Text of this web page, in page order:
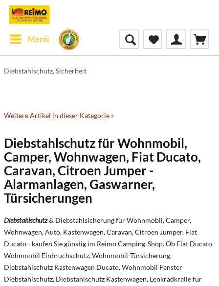
Menü
Diebstahlschutz, Sicherheit
Weitere Artikel in dieser Kategorie »
Diebstahlschutz für Wohnmobil,
Camper, Wohnwagen, Fiat Ducato,
Caravan, Citroen Jumper -
Alarmanlagen, Gaswarner,
Türsicherungen
Diebstahlschutz& Diebstahlsicherung für Wohnmobil, Camper,
Wohnwagen, Auto, Kastenwagen, Caravan, Citroen Jumper, Fiat
Ducato - kaufen Sie günstig im Reimo Camping-Shop. Ob Fiat Ducato
Wohnmobil Einbruchschutz, Wohnmobil-Türsicherung,
Diebstahlschutz Kastenwagen Ducato, Wohnmobil Fenster
Diebstahlschutz, Diebstahlschutz Kastenwagen, Lenkradkralle für